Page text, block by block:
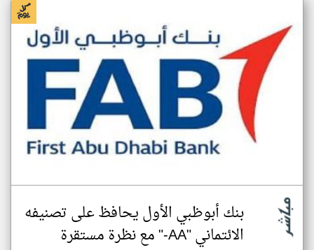
بنك أبوظبي الأول يحافظ على تصنيفه
الائتماني "AA-" مع نظرة مستقرة